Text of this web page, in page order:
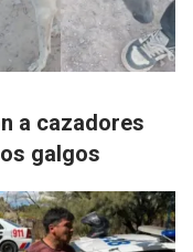
a cazadores
galgos